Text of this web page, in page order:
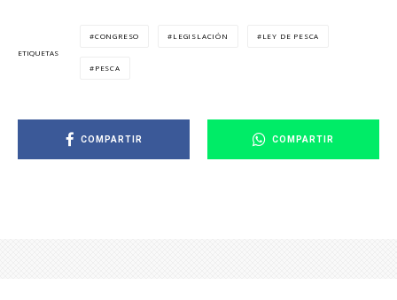
ETIQUETAS
CONGRESO LEGISLACIÓN LEY DE PESCA
PESCA
COMPARTIR COMPARTIR